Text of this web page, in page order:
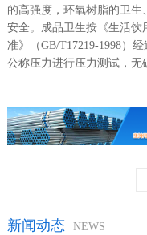
的高强度，环氧树脂的卫
安全。成品卫生按《生活
准》（GB/T17219-1998）
公称压力进行压力测试，无
新闻动态 NEWS